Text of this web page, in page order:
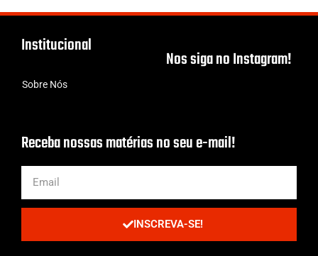
Institucional
Sobre Nós
Nos siga no Instagram!
Receba nossas matérias no seu e-mail!
INSCREVA-SE!